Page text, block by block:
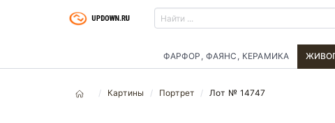
ФАРФОР, ФАЯНС, КЕРАМИКА
Картины Портрет Лот № 14747